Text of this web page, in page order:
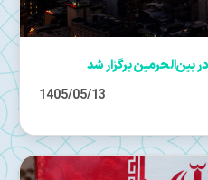
بین‌الحرمین برگزار شد
1405/05/13